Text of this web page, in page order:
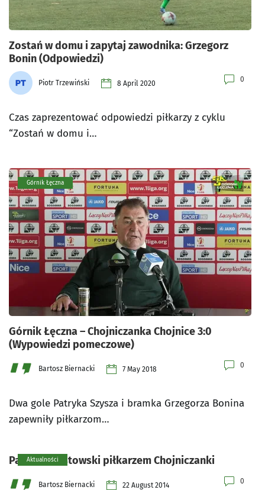
Zostań w domu i zapytaj zawodnika: Grzegorz
Bonin (Odpowiedzi)
Piotr Trzewiński 8 April 2020 0
Czas zaprezentować odpowiedzi piłkarzy z cyklu
“Zostań w domu i…
Górnik Łęczna
Górnik Łęczna – Chojniczanka Chojnice 3:0
(Wypowiedzi pomeczowe)
Bartosz Biernacki 7 May 2018 0
Dwa gole Patryka Szysza i bramka Grzegorza Bonina
zapewniły piłkarzom…
Aktualności
Paweł Zawistowski piłkarzem Chojniczanki
Bartosz Biernacki 22 August 2014 0